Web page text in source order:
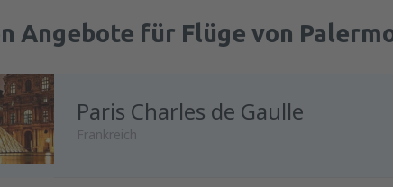
Angebote für Flüge von
Paris Charles de Gaulle
Frankreich